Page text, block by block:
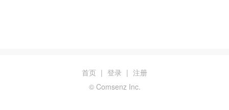
首页 | 登录 | 注册
© Comsenz Inc.